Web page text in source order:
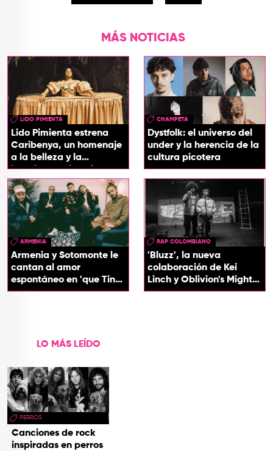
MÁS NOTICIAS
LIDO PIMIENTA
Lido Pimienta estrena
Caribenya, un homenaje
a la belleza y la
identidad del Caribe
CHAMPETA
Dystfolk: el universo del
under y la herencia de la
cultura picotera
ARMENIA
Armenia y Sotomonte le
cantan al amor
espontáneo en 'que Tin
que Tan'
RAP COLOMBIANO
'Bluzz', la nueva
colaboración de Kei
Linch y Oblivion's Mighty
Trash
LO MÁS LEÍDO
PERROS
Canciones de rock
inspiradas en perros